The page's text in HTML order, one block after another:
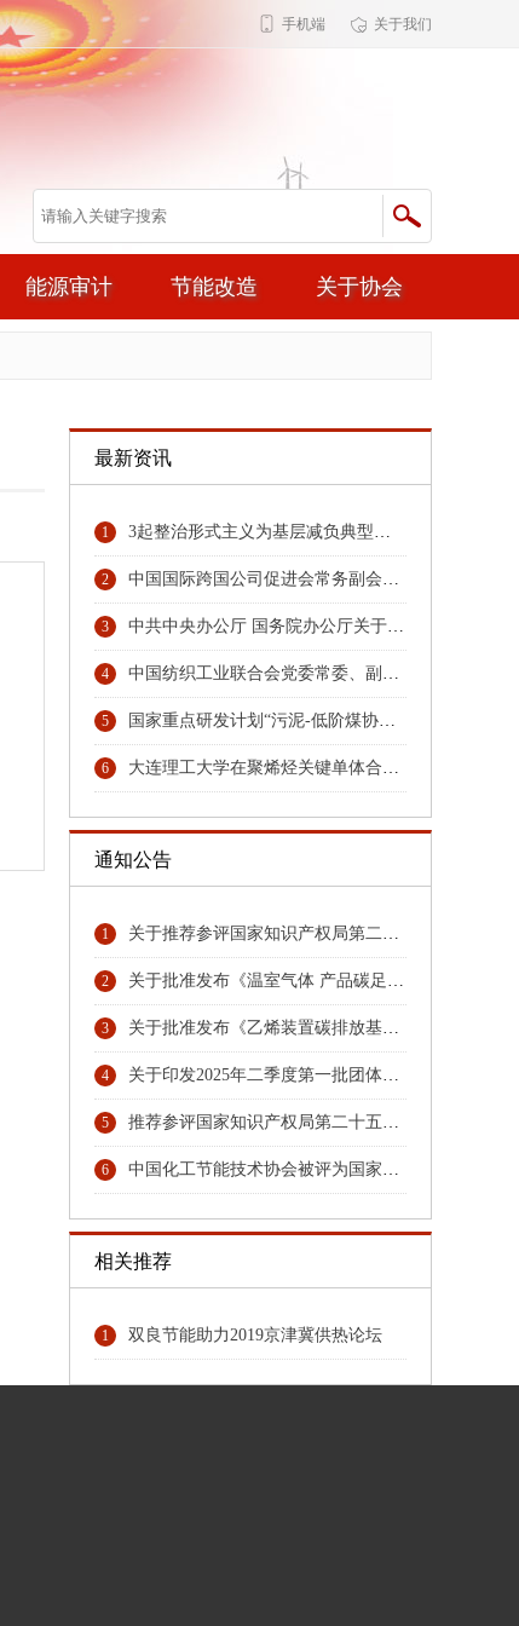
手机端 关于我们
能源审计 节能改造 关于协会
最新资讯
1 3起整治形式主义为基层减负典型问题，公开通报！
2 中国国际跨国公司促进会常务副会长张笑宇接受纪律审查和监察调查
3 中共中央办公厅 国务院办公厅关于更高水平更高质量做好节能降碳工作的意见
4 中国纺织工业联合会党委常委、副会长端小平接受纪律审查和监察调查
5 国家重点研发计划“污泥-低阶煤协同热解与秸秆水解耦合技术及装备”项目召开汇报与交流会
6 大连理工大学在聚烯烃关键单体合成领域取得重大技术突破
通知公告
1 关于推荐参评国家知识产权局第二十六届中国专利奖专利名单首批公示名单
2 关于批准发布《温室气体 产品碳足迹量化方法与要求 硝酸》团体标准的公告
3 关于批准发布《乙烯装置碳排放基准》《环氧乙烷乙二醇装置碳排放基准》团体标准的公告
4 关于印发2025年二季度第一批团体标准项目计划的通知
5 推荐参评国家知识产权局第二十五届中国专利奖专利名单的公示
6 中国化工节能技术协会被评为国家4A级社会组织
相关推荐
1 双良节能助力2019京津冀供热论坛